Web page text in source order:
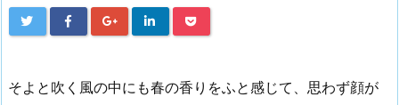
そよと吹く風の中にも春の香りをふと感じて、思わず顔が